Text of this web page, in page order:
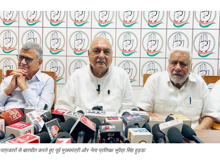
पत्रकारों से बातचीत करते हुए पूर्व मुख्यमंत्री और नेता प्रतिपक्ष भूपेंद्र सिंह हुड्डा